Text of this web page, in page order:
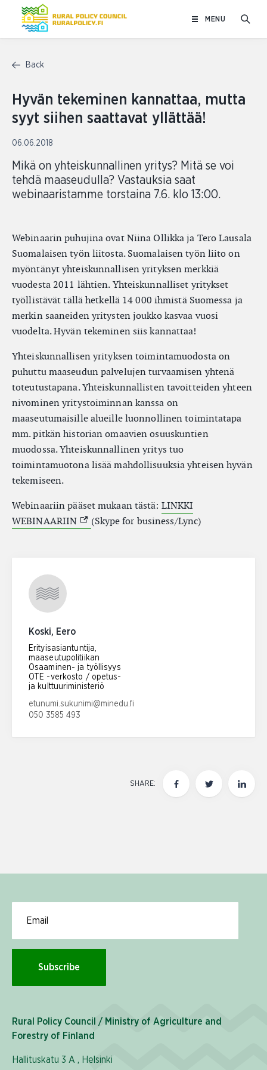
MENU
Back
Hyvän tekeminen kannattaa, mutta
syyt siihen saattavat yllättää!
06.06.2018
Mikä on yhteiskunnallinen yritys? Mitä se voi
tehdä maaseudulla? Vastauksia saat
webinaaristamme torstaina 7.6. klo 13:00.
Webinaarin puhujina ovat Niina Ollikka ja Tero Lausala
Suomalaisen työn liitosta. Suomalaisen työn liito on
myöntänyt yhteiskunnallisen yrityksen merkkiä
vuodesta 2011 lähtien. Yhteiskunnalliset yritykset
työllistävät tällä hetkellä 14 000 ihmistä Suomessa ja
merkin saaneiden yritysten joukko kasvaa vuosi
vuodelta. Hyvän tekeminen siis kannattaa!
Yhteiskunnallisen yrityksen toimintamuodosta on
puhuttu maaseudun palvelujen turvaamisen yhtenä
toteutustapana. Yhteiskunnallisten tavoitteiden yhteen
nivominen yritystoiminnan kanssa on
maaseutumaisille alueille luonnollinen toimintatapa
mm. pitkän historian omaavien osuuskuntien
muodossa. Yhteiskunnallinen yritys tuo
toimintamuotona lisää mahdollisuuksia yhteisen hyvän
tekemiseen.
Webinaariin pääset mukaan tästä: LINKKI
WEBINAARIIN (External link)
(Skype for business/Lync)
Koski, Eero
Erityisasiantuntija,
maaseutupolitiikan
Osaaminen- ja työllisyys
OTE -verkosto / opetus-
ja kulttuuriministeriö
Email address:
etunumi.sukunimi@minedu.fi
Phone number:
050 3585 493
SHARE:
Subscribe
Rural Policy Council / Ministry of Agriculture and
Forestry of Finland
Hallituskatu 3 A , Helsinki